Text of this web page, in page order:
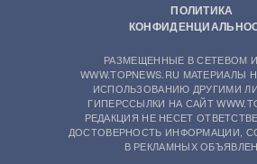
ПОЛИТИКА
РАЗМЕЩЕННЫЕ В СЕТЕВОМ
WWW.TOPNEWS.RU
ИСПОЛЬЗОВАНИЮ ДРУГИМИ
ГИПЕРССЫЛКИ НА САЙТ
РЕДАКЦИЯ НЕ НЕСЕТ
ДОСТОВЕРНОСТЬ ИНФОРМАЦИИ,
В РЕКЛАМНЫХ